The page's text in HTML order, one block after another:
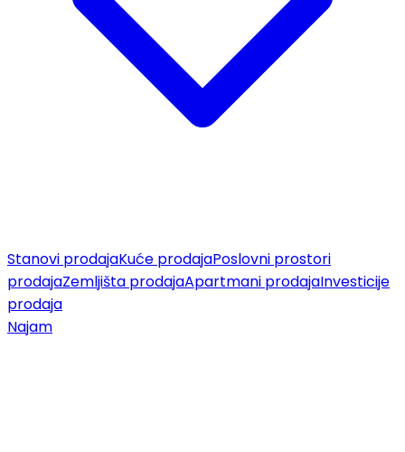
Stanovi prodajaKuće prodajaPoslovni prostori
prodajaZemljišta prodajaApartmani prodajaInvesticije
prodaja
Najam